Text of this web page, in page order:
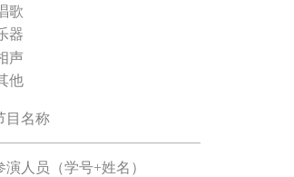
歌
器
声
他
目名称
演人员（学号+姓名）